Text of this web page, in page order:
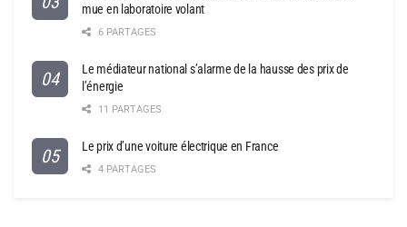
mue en laboratoire volant
6 PARTAGES
Le médiateur national s’alarme de la hausse des prix de
l’énergie
11 PARTAGES
Le prix d’une voiture électrique en France
4 PARTAGES